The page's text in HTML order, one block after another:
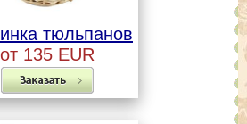
тюльпанов
от 135 EUR